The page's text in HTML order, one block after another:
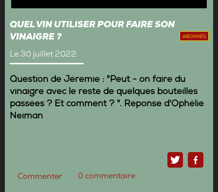
Video
QUEL VIN UTILISER POUR FAIRE SON
VINAIGRE ?
ABONNÉS
Le 30 juillet 2022
Question de Jérémie : "Peut - on faire du
vinaigre avec le reste de quelques bouteilles
passées ? Et comment ? ". Réponse d'Ophélie
Neiman
0 commentaire
Commenter